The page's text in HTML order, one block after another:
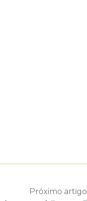
Próximo artigo